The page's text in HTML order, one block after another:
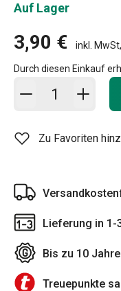
Auf Lager
3,90 € inkl.
Durch diesen Einkauf
In den
Zu Favoriten
Lieferung in 1-
Bis zu 10
Treuepunkte